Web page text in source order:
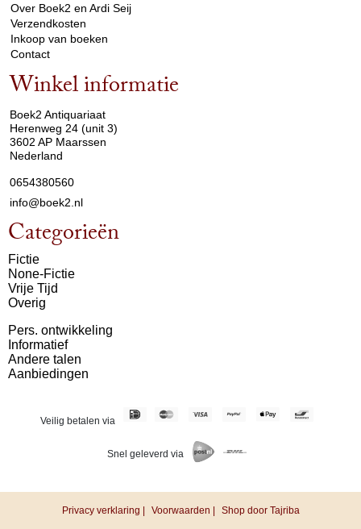
Over Boek2 en Ardi Seij
Verzendkosten
Inkoop van boeken
Contact
Winkel informatie
Boek2 Antiquariaat
Herenweg 24 (unit 3)
3602 AP Maarssen
Nederland
0654380560
info@boek2.nl
Categorieën
Fictie
None-Fictie
Vrije Tijd
Overig
Pers. ontwikkeling
Informatief
Andere talen
Aanbiedingen
Veilig betalen via
Snel geleverd via
Privacy verklaring | Voorwaarden | Shop door Tajriba